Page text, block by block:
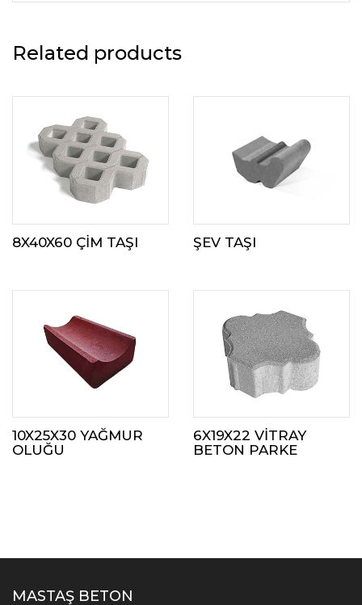
Related products
8X40X60 ÇIM TAŞI ŞEV TAŞI
10X25X30 YAĞMUR
OLUĞU
6X19X22 VITRAY
BETON PARKE
MASTAŞ BETON